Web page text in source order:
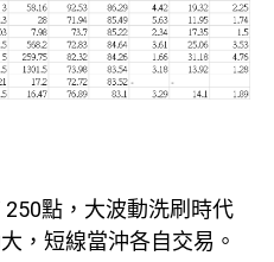
點，大波動洗刷時代
，短線當沖各自交易。